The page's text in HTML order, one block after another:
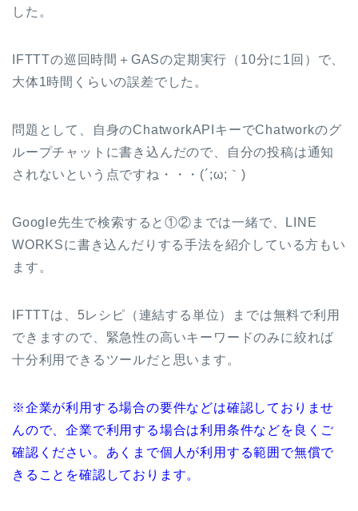
した。
IFTTTの巡回時間＋GASの定期実行（10分に1回）で、
大体1時間くらいの誤差でした。
問題として、自身のChatworkAPIキーでChatworkのグ
ループチャットに書き込んだので、自分の投稿は通知
されないという点ですね・・・(´;ω;｀)
Google先生で検索すると①②までは一緒で、LINE
WORKSに書き込んだりする手法を紹介している方もい
ます。
IFTTTは、5レシピ（連結する単位）までは無料で利用
できますので、緊急性の高いキーワードのみに絞れば
十分利用できるツールだと思います。
※企業が利用する場合の要件などは確認しておりませ
んので、企業で利用する場合は利用条件などを良くご
確認ください。あくまで個人が利用する範囲で無償で
きることを確認しております。